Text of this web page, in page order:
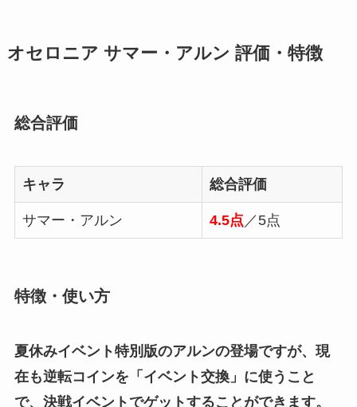
オセロニア サマー・アルン 評価・特徴
総合評価
キャラ 総合評価
サマー・アルン 4.5点 ／5点
特徴・使い方
夏休みイベント特別版のアルンの登場ですが、現
在も逆転コインを「イベント交換」に使うこと
で、決戦イベントでゲットすることができます。